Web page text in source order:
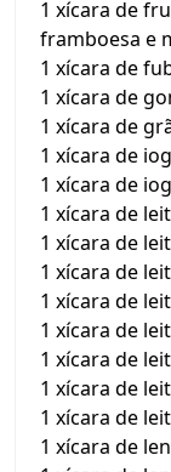
1 xícara de
framboesa e
1 xícara de
1 xícara de
1 xícara de
1 xícara de
1 xícara de
1 xícara de
1 xícara de
1 xícara de
1 xícara de
1 xícara de
1 xícara de
1 xícara de
1 xícara de
1 xícara de